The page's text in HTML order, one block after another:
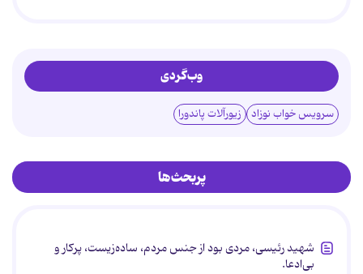
وب‌گردی
سرویس خواب نوزاد زیورآلات پاندورا
پربحث‌ها
شهید رئیسی، مردی بود از جنس مردم، ساده‌زیست، پرکار و
بی‌ادعا.